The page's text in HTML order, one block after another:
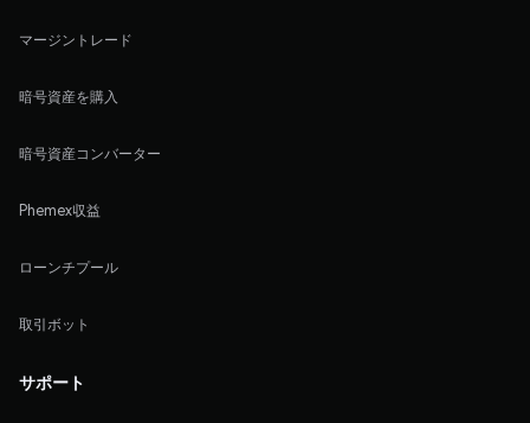
マージントレード
暗号資産を購入
暗号資産コンバーター
Phemex収益
ローンチプール
取引ボット
サポート